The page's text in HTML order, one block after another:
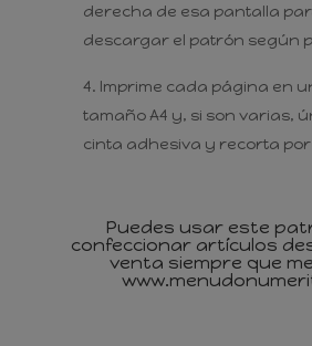
derecha de esa pantalla
descargar el patrón según
Imprime cada página en
tamaño A4 y, si son varias,
cinta adhesiva y recorta por
Puedes usar este
confeccionar artículos
venta siempre que